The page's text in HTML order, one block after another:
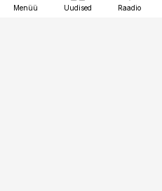
Menüü Uudised Raadio